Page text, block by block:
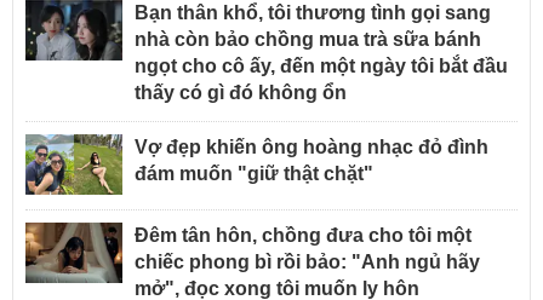
Bạn thân khổ, tôi thương tình gọi sang
nhà còn bảo chồng mua trà sữa bánh
ngọt cho cô ấy, đến một ngày tôi bắt đầu
thấy có gì đó không ổn
Vợ đẹp khiến ông hoàng nhạc đỏ đình
đám muốn "giữ thật chặt"
Đêm tân hôn, chồng đưa cho tôi một
chiếc phong bì rồi bảo: "Anh ngủ hãy
mở", đọc xong tôi muốn ly hôn